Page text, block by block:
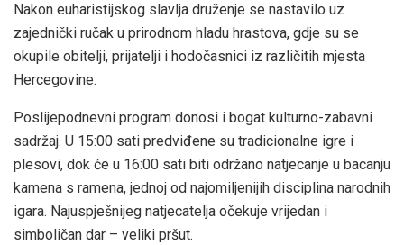
Nakon euharistijskog slavlja druženje se nastavilo uz
zajednički ručak u prirodnom hladu hrastova, gdje su se
okupile obitelji, prijatelji i hodočasnici iz različitih mjesta
Hercegovine.
Poslijepodnevni program donosi i bogat kulturno-zabavni
sadržaj. U 15:00 sati predviđene su tradicionalne igre i
plesovi, dok će u 16:00 sati biti održano natjecanje u bacanju
kamena s ramena, jednoj od najomiljenijih disciplina narodnih
igara. Najuspješnijeg natjecatelja očekuje vrijedan i
simboličan dar – veliki pršut.